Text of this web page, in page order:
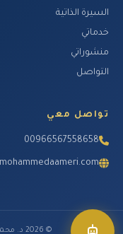
السيرة الذاتية
خدماتي
منشوراتي
التواصل
تواصل معي
00966567558658
© 2026 د. محمد العامري. جميع الحقوق محفوظة.